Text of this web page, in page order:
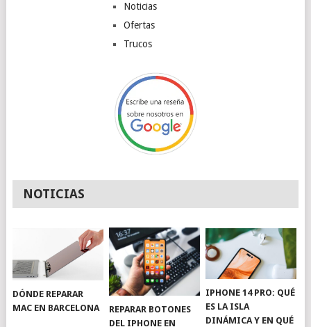
Noticias
Ofertas
Trucos
NOTICIAS
DÓNDE REPARAR
MAC EN BARCELONA
REPARAR BOTONES
DEL IPHONE EN
IPHONE 14 PRO: QUÉ
ES LA ISLA
DINÁMICA Y EN QUÉ